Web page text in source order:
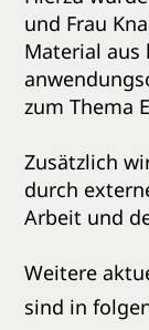
und Frau
Material aus
zum Thema
Zusätzlich
durch
Arbeit und
Weitere
sind in